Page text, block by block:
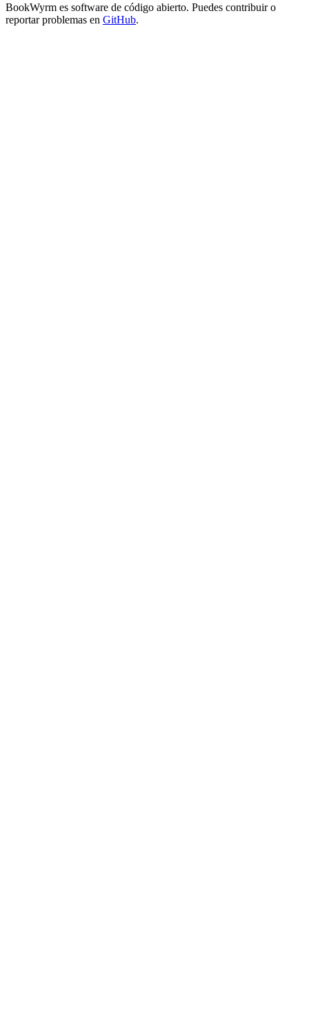
BookWyrm es software de código abierto. Puedes contribuir o
reportar problemas en GitHub.